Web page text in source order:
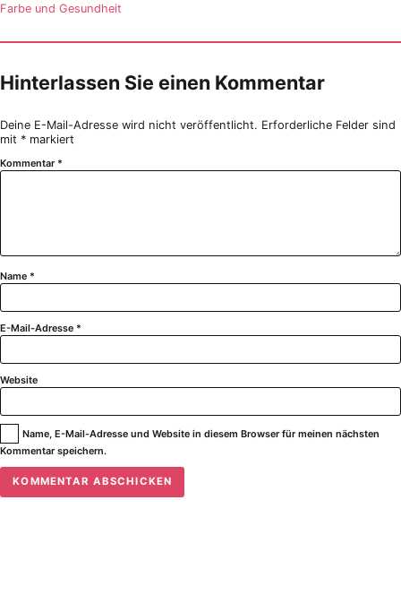
Farbe und Gesundheit
Hinterlassen Sie einen Kommentar
Deine E-Mail-Adresse wird nicht veröffentlicht. Erforderliche Felder sind
mit * markiert
Kommentar *
Name *
E-Mail-Adresse *
Website
Name, E-Mail-Adresse und Website in diesem Browser für meinen nächsten
Kommentar speichern.